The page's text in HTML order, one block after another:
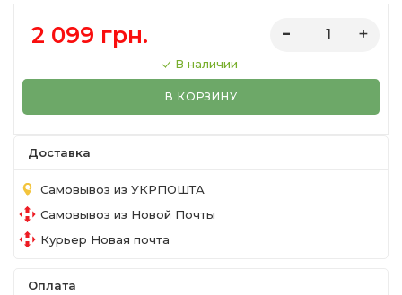
2 099 грн.
В наличии
В КОРЗИНУ
Доставка
Самовывоз из УКРПОШТА
Самовывоз из Новой Почты
Курьер Новая почта
Оплата